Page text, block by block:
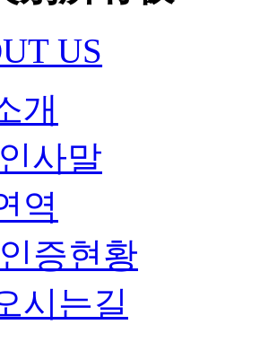
US
개
사말
역
증현황
시는길